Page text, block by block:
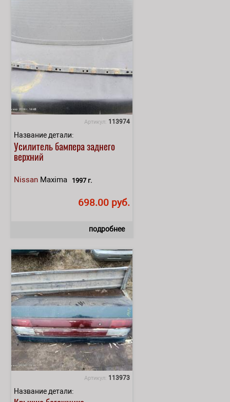
Артикул: 113974
Название детали:
Усилитель бампера заднего
верхний
Nissan Maxima 1997 г.
698.00 руб.
подробнее
Артикул: 113973
Название детали: